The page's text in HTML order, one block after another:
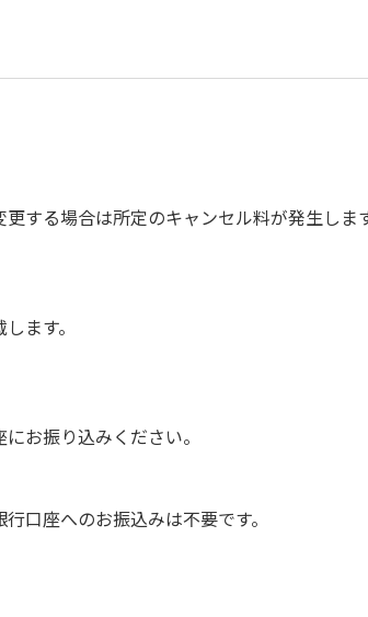
ださい。
ウト時はシンクに置いてください。
傷、紛失、汚染させた場合には、相当額
の責任を負いかねます。
嫌悪感を与えるような行為はお止めください
止です。使用の際は土面またはアスファル
する場合は所定のキャンセル料が発生します
ます。
お振り込みください。
口座へのお振込みは不要です。